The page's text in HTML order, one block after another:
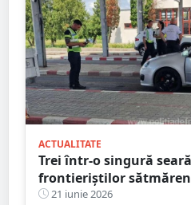
ACTUALITATE
Trei într-o singură
frontieriștilor
dosare penale
21 iunie 2026